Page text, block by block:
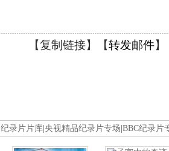
【复制链接】【转发邮件】
纪录片片库 央视精品纪录片专场 BBC纪录片